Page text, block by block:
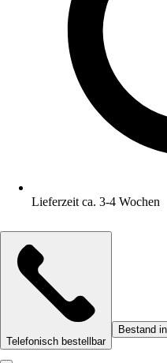
Lieferzeit ca. 3-4 Wochen
Telefonisch bestellbar
Bestand